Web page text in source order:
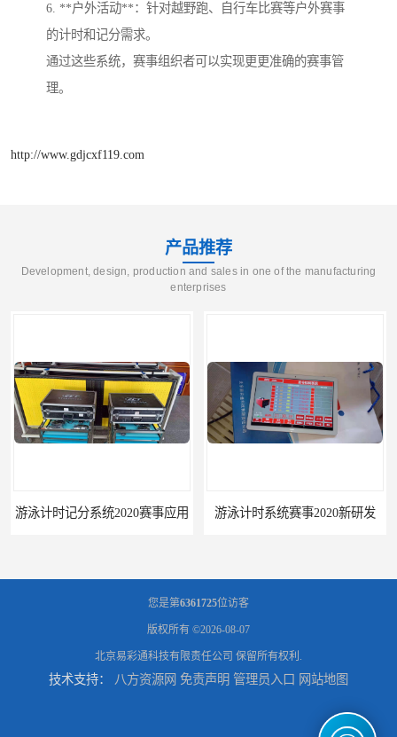
6. **户外活动**：针对越野跑、自行车比赛等户外赛事
的计时和记分需求。
通过这些系统，赛事组织者可以实现更更准确的赛事管
理。
http://www.gdjcxf119.com
产品推荐
Development, design, production and sales in one of the manufacturing
enterprises
游泳计时记分系统2020赛事应用 游泳计时系统赛事2020新研发
您是第6361725位访客
版权所有 ©2026-08-07
北京易彩通科技有限责任公司 保留所有权利.
技术支持： 八方资源网 免责声明 管理员入口 网站地图